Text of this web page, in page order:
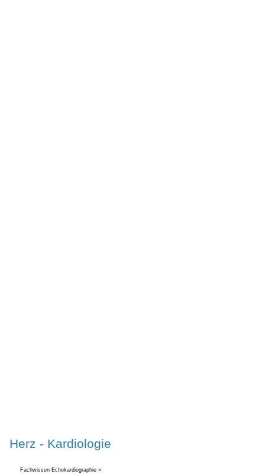
Herz - Kardiologie
Fachwissen Echokardiographie »